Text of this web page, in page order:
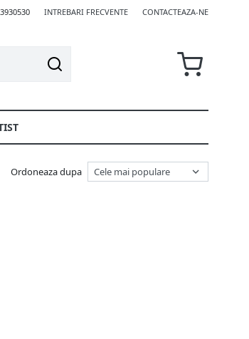
INTREBARI FRECVENTE CONTACTEAZA-NE
Ordoneaza dupa